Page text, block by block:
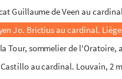
Guillaume de Veen au
Jo. Brictius au cardinal.
la Tour, sommelier de
Castillo au cardinal. Louvain, 2